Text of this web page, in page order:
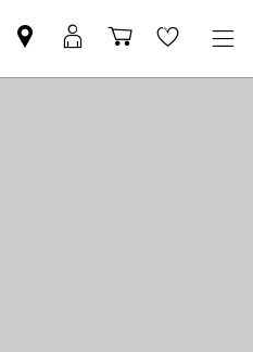
MINI
Partner
MINI
Login
Wishlist